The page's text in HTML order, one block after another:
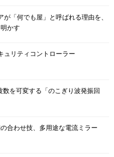
が「何でも屋」と呼ばれる理由を、
かす
ュリティコントローラー
数を可変する「のこぎり波発振回
合わせ技、多用途な電流ミラー